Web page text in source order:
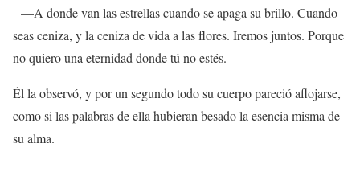
—A donde van las estrellas cuando se apaga su brillo. Cuando
seas ceniza, y la ceniza de vida a las flores. Iremos juntos. Porque
no quiero una eternidad donde tú no estés.
Él la observó, y por un segundo todo su cuerpo pareció aflojarse,
como si las palabras de ella hubieran besado la esencia misma de
su alma.